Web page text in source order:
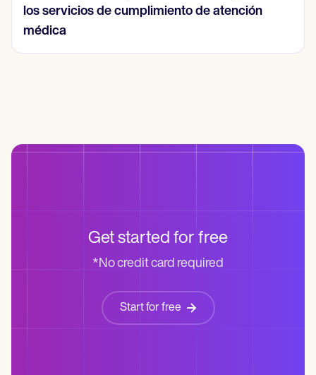
comunicación en telesalud
Get started for free
*No credit card required
Start for free